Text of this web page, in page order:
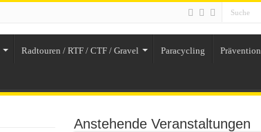
Radtouren / RTF / CTF / Gravel Paracycling Prävention
Anstehende Veranstaltungen